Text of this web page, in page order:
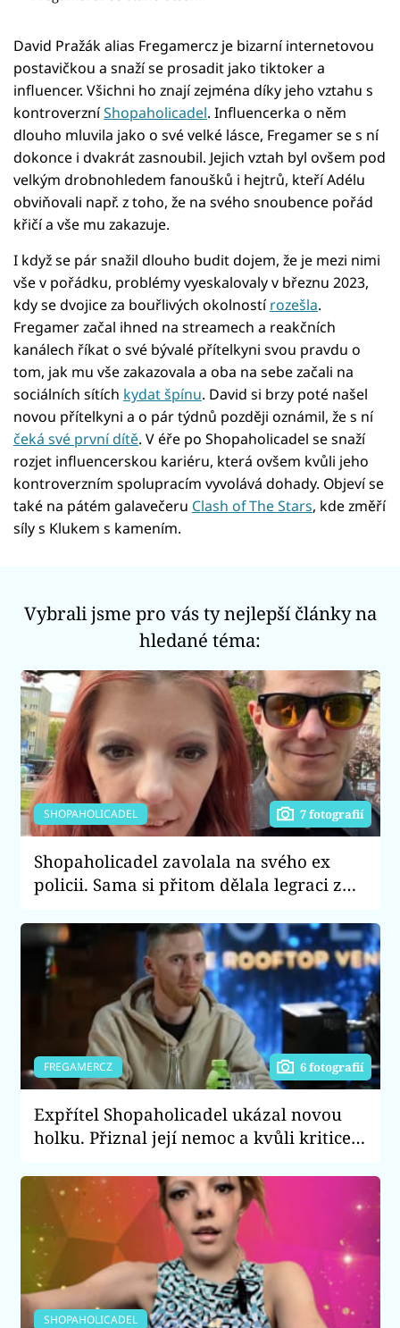
Videa
Sledujte prima+
Přihlášení
Sledujte nás
David Pražák alias Fregamercz je bizarní internetovou
postavičkou a snaží se prosadit jako tiktoker a
influencer. Všichni ho znají zejména díky jeho vztahu s
kontroverzníShopaholicadel. Influencerka o něm
dlouho mluvila jako o své velké lásce, Fregamer se s ní
dokonce i dvakrát zasnoubil. Jejich vztah byl ovšem pod
velkým drobnohledem fanoušků i hejtrů, kteří Adélu
obviňovali např. z toho, že na svého snoubence pořád
křičí a vše mu zakazuje.
I když se pár snažil dlouho budit dojem, že je mezi nimi
vše v pořádku, problémy vyeskalovaly v březnu 2023,
kdy se dvojice za bouřlivých okolnostírozešla.
Fregamer začal ihned na streamech a reakčních
kanálech říkat o své bývalé přítelkyni svou pravdu o
tom, jak mu vše zakazovala a oba na sebe začali na
sociálních sítích kydat špínu. David si brzy poté našel
novou přítelkyni a o pár týdnů později oznámil, že s ní
čeká své první dítě. V éře po Shopaholicadel se snaží
rozjet influencerskou kariéru, která ovšem kvůli jeho
kontroverzním spolupracím vyvolává dohady. Objeví se
také na pátém galavečeru Clash of The Stars, kde změří
síly s Klukem s kamením.
Vybrali jsme pro vás ty nejlepší články na
hledané téma:
SHOPAHOLICADEL 7 fotografií
Shopaholicadel zavolala na svého ex
policii. Sama si přitom dělala legraci z
FREGAMERCZ 6 fotografií
Expřítel Shopaholicadel ukázal novou
holku. Přiznal její nemoc a kvůli kritice
SHOPAHOLICADEL